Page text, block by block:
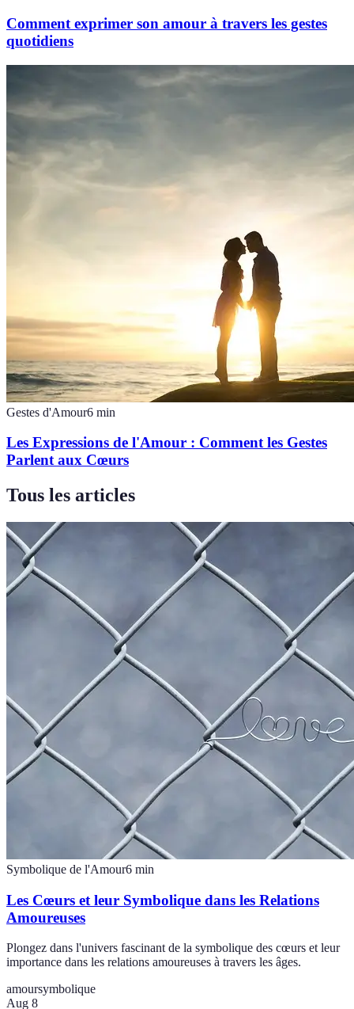
Comment exprimer son amour à travers les gestes
quotidiens
Gestes d'Amour6 min
Les Expressions de l'Amour : Comment les Gestes
Parlent aux Cœurs
Tous les articles
Symbolique de l'Amour6 min
Les Cœurs et leur Symbolique dans les Relations
Amoureuses
Plongez dans l'univers fascinant de la symbolique des cœurs et leur
importance dans les relations amoureuses à travers les âges.
amoursymbolique
Aug 8